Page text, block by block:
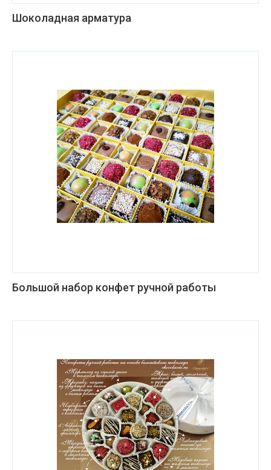
Шоколадная арматура
Большой набор конфет ручной работы